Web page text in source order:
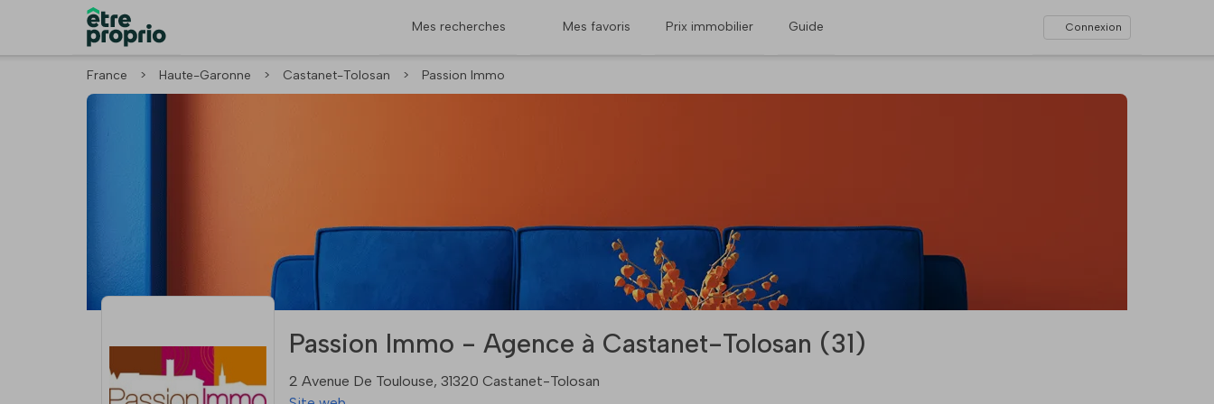
Mes recherches Mes favoris Prix immobilier Guide Connexion
France > Haute-Garonne > Castanet-Tolosan > Passion Immo
Passion Immo - Agence à Castanet-Tolosan (31)
2 Avenue De Toulouse, 31320 Castanet-Tolosan